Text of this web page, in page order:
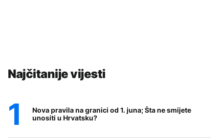
Najčitanije vijesti
Nova pravila na granici od 1. juna; Šta ne smijete
unositi u Hrvatsku?